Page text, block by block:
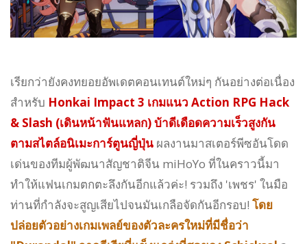
เรียกว่ายังคงทยอยอัพเดตคอนเทนต์ใหม่ๆ กันอย่างต่อเนื่อง
สำหรับ Honkai Impact 3 เกมแนว Action RPG Hack
& Slash (เดินหน้าฟันแหลก) บ้าดีเดือดความเร็วสูงกัน
ตามสไตล์อนิเมะการ์ตูนญี่ปุ่น ผลงานมาสเตอร์พีซอันโดด
เด่นของทีมผู้พัฒนาสัญชาติจีน miHoYo ที่ในคราวนี้มา
ทำให้แฟนเกมตกตะลึงกันอีกแล้วค่ะ! รวมถึง 'เพชร' ในมือ
ท่านที่กำลังจะสูญเสียไปจนมันเกลือจัดกันอีกรอบ! โดย
ปล่อยตัวอย่างเกมเพลย์ของตัวละครใหม่ที่มีชื่อว่า